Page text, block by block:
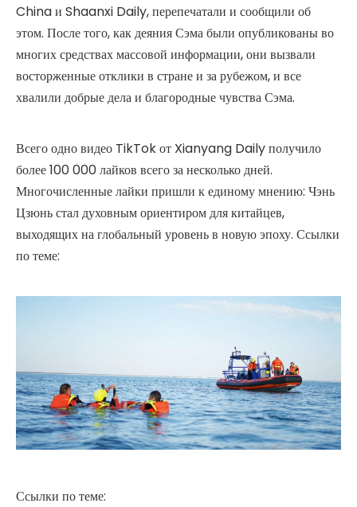
China и Shaanxi Daily, перепечатали и сообщили об
этом. После того, как деяния Сэма были опубликованы во
многих средствах массовой информации, они вызвали
восторженные отклики в стране и за рубежом, и все
хвалили добрые дела и благородные чувства Сэма.
Всего одно видео TikTok от Xianyang Daily получило
более 100 000 лайков всего за несколько дней.
Многочисленные лайки пришли к единому мнению: Чэнь
Цзюнь стал духовным ориентиром для китайцев,
выходящих на глобальный уровень в новую эпоху. Ссылки
по теме:
Ссылки по теме: